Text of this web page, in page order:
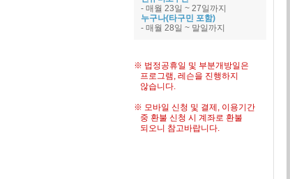
- 매월 23일 ~ 27일까지
누구나(타구민 포함)
- 매월 28일 ~ 말일까지
※ 법정공휴일 및 부분개방일은
프로그램, 레슨을 진행하지
않습니다.
※ 모바일 신청 및 결제, 이용기간
중 환불 신청 시 계좌로 환불
되오니 참고바랍니다.